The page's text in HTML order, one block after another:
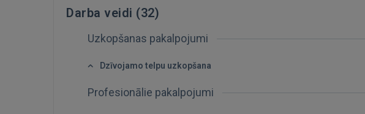
Darba veidi (32)
Uzkopšanas pakalpojumi
Dzīvojamo telpu uzkopšana
Profesionālie pakalpojumi